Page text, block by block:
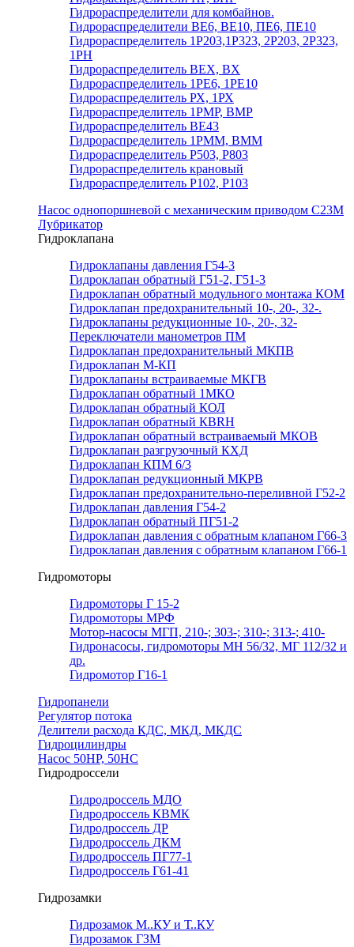
Гидрораспределители для комбайнов.
Гидрораспределители ВЕ6, ВЕ10, ПЕ6, ПЕ10
Гидрораспределитель 1Р203,1Р323, 2Р203, 2Р323,
1РН
Гидрораспределитель ВЕХ, ВХ
Гидрораспределитель 1РЕ6, 1РЕ10
Гидрораспределитель РХ, 1РХ
Гидрораспределитель 1РМР, ВМР
Гидрораспределитель ВЕ43
Гидрораспределитель 1РММ, ВММ
Гидрораспределитель Р503, Р803
Гидрораспределитель крановый
Гидрораспределитель Р102, Р103
Насос однопоршневой с механическим приводом С23М
Лубрикатор
Гидроклапана
Гидроклапаны давления Г54-3
Гидроклапан обратный Г51-2, Г51-3
Гидроклапан обратный модульного монтажа КОМ
Гидроклапан предохранительный 10-, 20-, 32-.
Гидроклапаны редукционные 10-, 20-, 32-
Переключатели манометров ПМ
Гидроклапан предохранительный МКПВ
Гидроклапан М-КП
Гидроклапаны встраиваемые МКГВ
Гидроклапан обратный 1МКО
Гидроклапан обратный КОЛ
Гидроклапан обратный КВRН
Гидроклапан обратный встраиваемый МКОВ
Гидроклапан разгрузочный КХД
Гидроклапан КПМ 6/3
Гидроклапан редукционный МКРВ
Гидроклапан предохранительно-переливной Г52-2
Гидроклапан давления Г54-2
Гидроклапан обратный ПГ51-2
Гидроклапан давления с обратным клапаном Г66-3
Гидроклапан давления с обратным клапаном Г66-1
Гидромоторы
Гидромоторы Г 15-2
Гидромоторы МРФ
Мотор-насосы МГП, 210-; 303-; 310-; 313-; 410-
Гидронасосы, гидромоторы МН 56/32, МГ 112/32 и
др.
Гидромотор Г16-1
Гидропанели
Регулятор потока
Делители расхода КДС, МКД, МКДС
Гидроцилиндры
Насос 50НР, 50НС
Гидродроссели
Гидродроссель МДО
Гидродроссель КВМК
Гидродроссель ДР
Гидродроссель ДКМ
Гидродроссель ПГ77-1
Гидродроссель Г61-41
Гидрозамки
Гидрозамок М..КУ и Т..КУ
Гидрозамок ГЗМ